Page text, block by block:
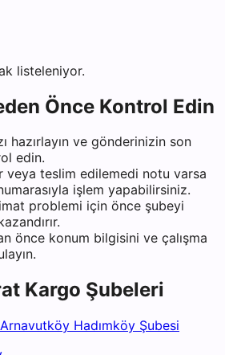
listeleniyor.
Önce Kontrol Edin
hazırlayın ve gönderinizin son
edin.
veya teslim edilemedi notu varsa
işlem yapabilirsiniz.
problemi için önce şubeyi
önce konum bilgisini ve çalışma
Kargo Şubeleri
Hadımköy Şubesi